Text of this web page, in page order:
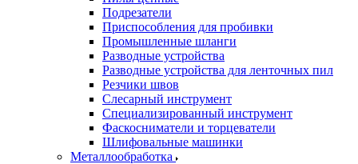
Подрезатели
Приспособления для пробивки
Промышленные шланги
Разводные устройства
Разводные устройства для ленточных пил
Резчики швов
Слесарный инструмент
Специализированный инструмент
Фаскосниматели и торцеватели
Шлифовальные машинки
Металлообработка